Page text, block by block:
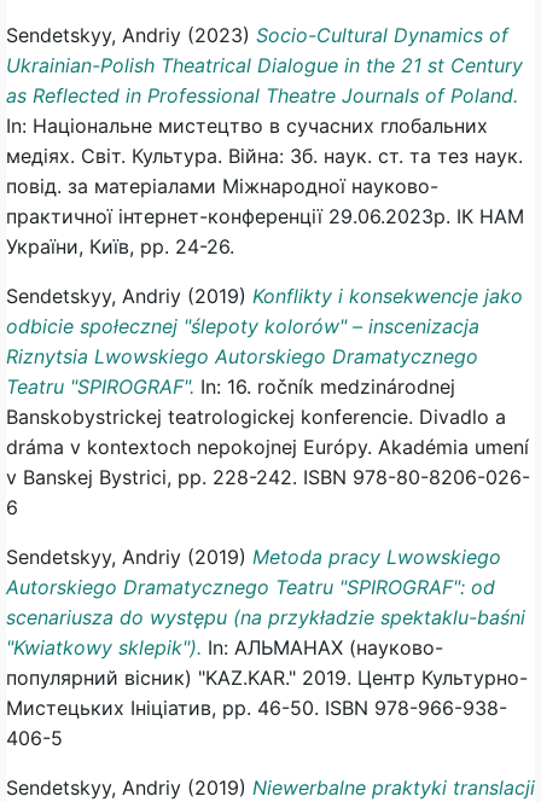
Sendetskyy, Andriy (2023) Socio-Cultural Dynamics of
Ukrainian-Polish Theatrical Dialogue in the 21 st Century
as Reflected in Professional Theatre Journals of Poland.
In: Національне мистецтво в сучасних глобальних
медіях. Світ. Культура. Війна: Зб. наук. ст. та тез наук.
повід. за матеріалами Міжнародної науково-
практичної інтернет-конференції 29.06.2023р. ІК НАМ
України, Київ, pp. 24-26.
Sendetskyy, Andriy (2019) Konflikty i konsekwencje jako
odbicie społecznej "ślepoty kolorów" – inscenizacja
Riznytsia Lwowskiego Autorskiego Dramatycznego
Teatru "SPIROGRAF". In: 16. ročník medzinárodnej
Banskobystrickej teatrologickej konferencie. Divadlo a
dráma v kontextoch nepokojnej Európy. Akadémia umení
v Banskej Bystrici, pp. 228-242. ISBN 978-80-8206-026-
6
Sendetskyy, Andriy (2019) Metoda pracy Lwowskiego
Autorskiego Dramatycznego Teatru "SPIROGRAF": od
scenariusza do występu (na przykładzie spektaklu-baśni
"Kwiatkowy sklepik"). In: АЛЬМАНАХ (науково-
популярний вісник) "KAZ.KAR." 2019. Центр Культурно-
Мистецьких Ініціатив, pp. 46-50. ISBN 978-966-938-
406-5
Sendetskyy, Andriy (2019) Niewerbalne praktyki translacji